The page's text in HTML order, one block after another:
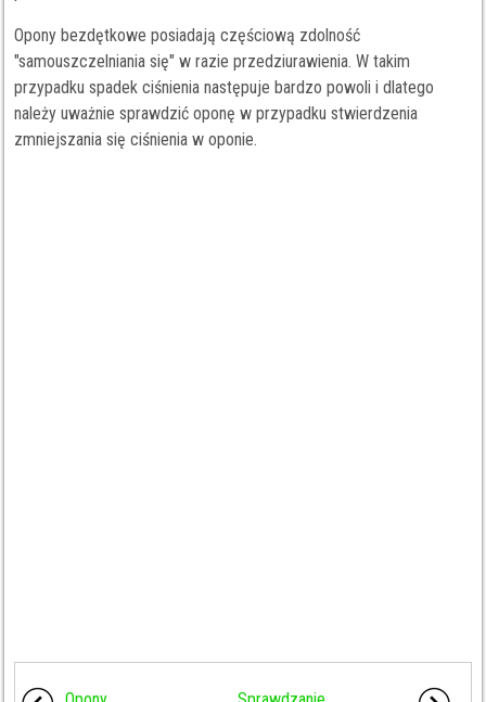
Opony bezdętkowe posiadają częściową zdolność
"samouszczelniania się" w razie przedziurawienia. W takim
przypadku spadek ciśnienia następuje bardzo powoli i dlatego
należy uważnie sprawdzić oponę w przypadku stwierdzenia
zmniejszania się ciśnienia w oponie.